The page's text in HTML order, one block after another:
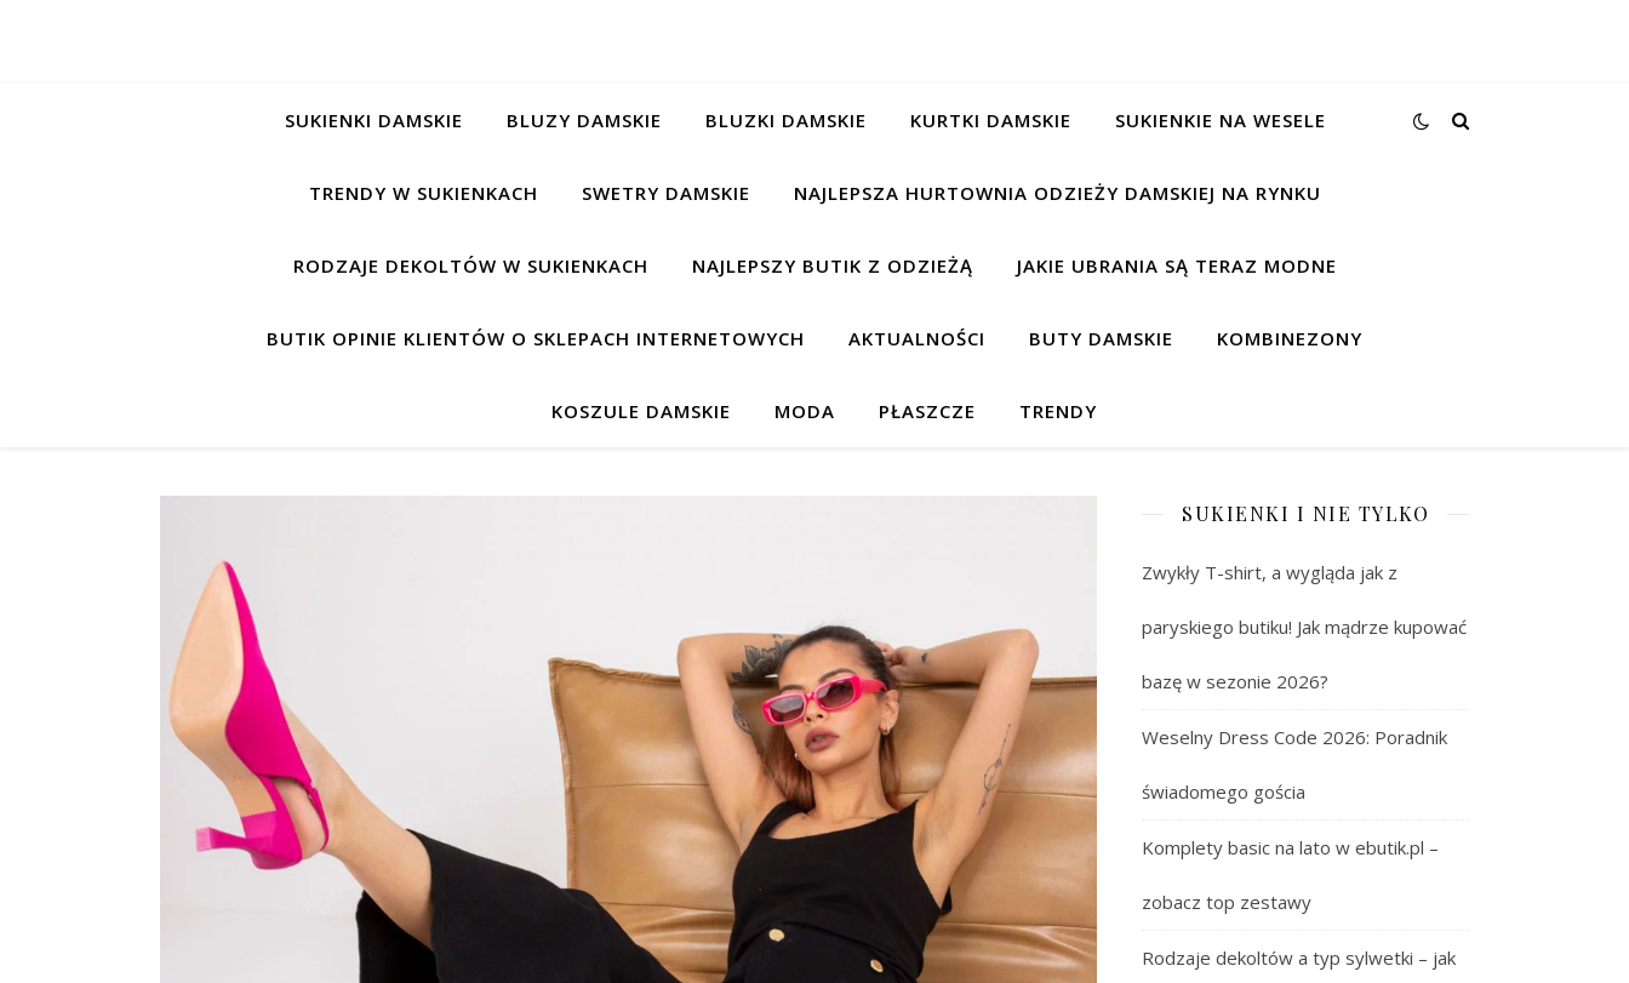
SUKIENKI DAMSKIE BLUZY DAMSKIE BLUZKI DAMSKIE KURTKI DAMSKIE SUKIENKIE NA WESELE
TRENDY W SUKIENKACH SWETRY DAMSKIE NAJLEPSZA HURTOWNIA ODZIEŻY DAMSKIEJ NA RYNKU
RODZAJE DEKOLTÓW W SUKIENKACH NAJLEPSZY BUTIK Z ODZIEŻĄ JAKIE UBRANIA SĄ TERAZ MODNE
BUTIK OPINIE KLIENTÓW O SKLEPACH INTERNETOWYCH AKTUALNOŚCI BUTY DAMSKIE KOMBINEZONY
KOSZULE DAMSKIE MODA PŁASZCZE TRENDY
SUKIENKI I NIE TYLKO
Zwykły T-shirt, a wygląda jak z
paryskiego butiku! Jak mądrze kupować
bazę w sezonie 2026?
Weselny Dress Code 2026: Poradnik
świadomego gościa
Komplety basic na lato w ebutik.pl –
zobacz top zestawy
Rodzaje dekoltów a typ sylwetki – jak